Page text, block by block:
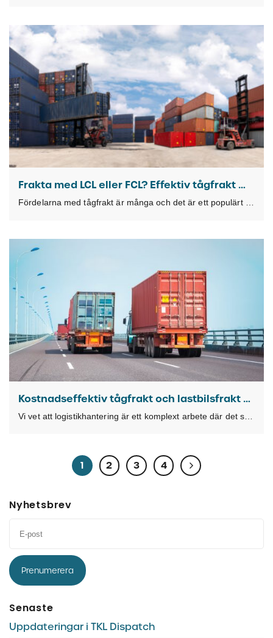
Frakta med LCL eller FCL? Effektiv tågfrakt med TKL Kundportal
Fördelarna med tågfrakt är många och det är ett populärt och kostnadseffektivt fraktalternativ för transporter
Kostnadseffektiv tågfrakt och lastbilsfrakt med TKL Kundportal
1 2 3 4
Nyhetsbrev
Prenumerera
Senaste
Uppdateringar i TKL Dispatch